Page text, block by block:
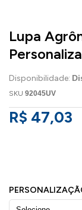
Lupa
Disponibilidade:
SKU 92045UV
R$ 47,03